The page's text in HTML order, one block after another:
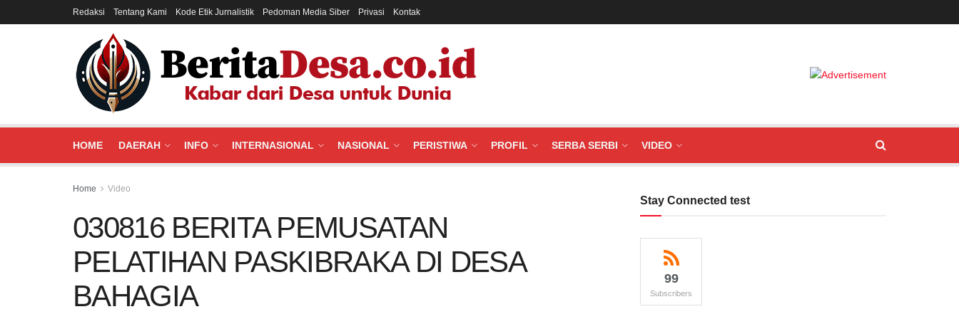
Redaksi Tentang Kami Kode Etik Jurnalistik Pedoman Media Siber Privasi Kontak
HOME DAERAH INFO INTERNASIONAL NASIONAL PERISTIWA PROFIL SERBA SERBI VIDEO
Home Video
030816 BERITA PEMUSATAN
PELATIHAN PASKIBRAKA DI DESA
BAHAGIA
Stay Connected test
99
Subscribers